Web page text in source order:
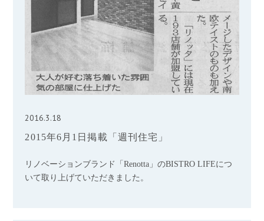
2016.3.18
2015年6月1日掲載「週刊住宅」
リノベーションブランド「Renotta」のBISTRO LIFEにつ
いて取り上げていただきました。